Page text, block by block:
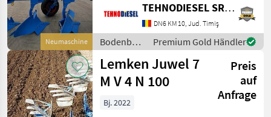
Neumaschine
mechanische
Arbeitsbreitenverstellung
auf 33, 38, 44 und 50 cm;
Rahmen: 120x120x120x10
mm;
TEHNODIESEL SRL, Filiala Mauch Austria
DN6 KM 10, Jud. Timiş
Bodenbearbeitung
/ Lemken
Premium Gold Händler
Lemken Juwel 7
M V 4 N 100
Preis
auf
Anfrage
Bj. 2022